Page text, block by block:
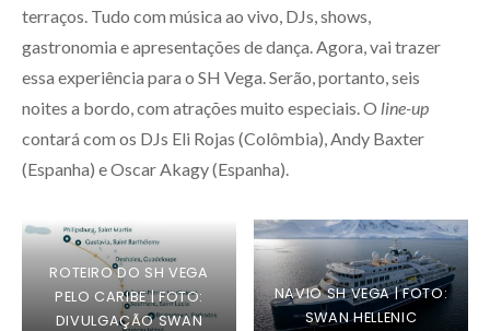
terraços. Tudo com música ao vivo, DJs, shows,
gastronomia e apresentações de dança. Agora, vai trazer
essa experiência para o SH Vega. Serão, portanto, seis
noites a bordo, com atrações muito especiais. O line-up
contará com os DJs Eli Rojas (Colômbia), Andy Baxter
(Espanha) e Oscar Akagy (Espanha).
ROTEIRO DO SH VEGA
PELO CARIBE | FOTO:
DIVULGAÇÃO SWAN
NAVIO SH VEGA | FOTO:
SWAN HELLENIC